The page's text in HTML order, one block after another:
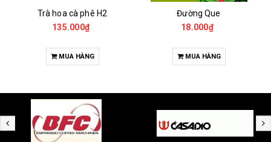
Trà hoa cà phê H2
135.000₫
MUA HÀNG
Đường Que
18.000₫
MUA HÀNG